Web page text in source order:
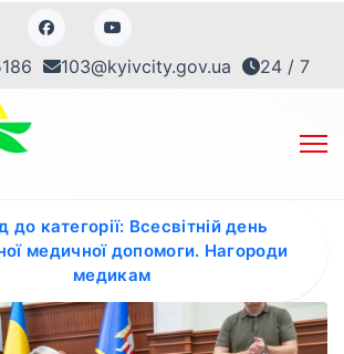
103@kyivcity.gov.ua 24 / 7
до категорії: Всесвітній день
медичної допомоги. Нагороди
медикам